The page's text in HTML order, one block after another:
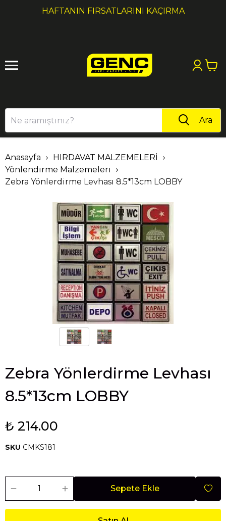
HAFTANIN FIRSATLARINI KAÇIRMA
1 2
Ara
Anasayfa
HIRDAVAT MALZEMELERİ
Yönlendirme Malzemeleri
Zebra Yönlerdirme Levhası 8.5*13cm LOBBY
Zebra Yönlerdirme Levhası
8.5*13cm LOBBY
₺ 214.00
SKU CMKS181
Sepete Ekle